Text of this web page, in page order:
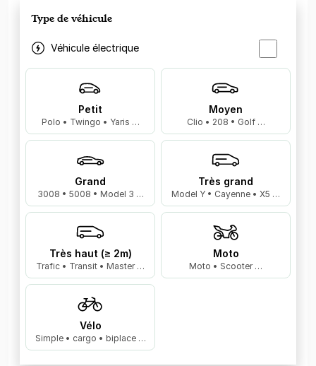
Type de véhicule
Véhicule électrique
Petit
Polo • Twingo • Yaris …
Moyen
Clio • 208 • Golf …
Grand
3008 • 5008 • Model 3 …
Très grand
Model Y • Cayenne • X5 …
Très haut (≥ 2m)
Trafic • Transit • Master …
Moto
Moto • Scooter …
Vélo
Simple • cargo • biplace …